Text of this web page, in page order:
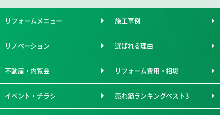
リフォームメニュー 施工事例
リノベーション 選ばれる理由
不動産・内覧会 リフォーム費用・相場
イベント・チラシ 売れ筋ランキングベスト3